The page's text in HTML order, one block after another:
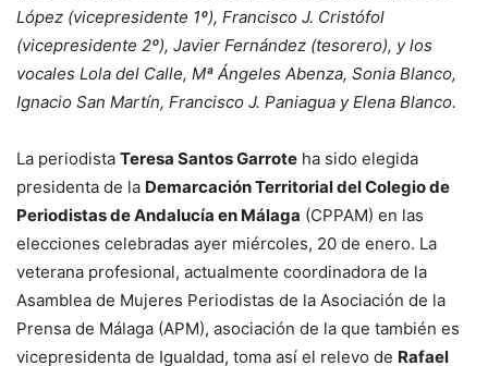
López (vicepresidente 1º), Francisco J. Cristófol
(vicepresidente 2º), Javier Fernández (tesorero), y los
vocales Lola del Calle, Mª Ángeles Abenza, Sonia Blanco,
Ignacio San Martín, Francisco J. Paniagua y Elena Blanco.
La periodista Teresa Santos Garrote ha sido elegida
presidenta de la Demarcación Territorial del Colegio de
Periodistas de Andalucía en Málaga (CPPAM) en las
elecciones celebradas ayer miércoles, 20 de enero. La
veterana profesional, actualmente coordinadora de la
Asamblea de Mujeres Periodistas de la Asociación de la
Prensa de Málaga (APM), asociación de la que también es
vicepresidenta de Igualdad, toma así el relevo de Rafael